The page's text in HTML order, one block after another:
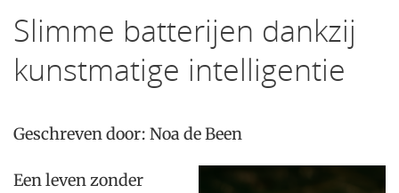
Slimme batterijen dankzij
kunstmatige intelligentie
Geschreven door: Noa de Been
Een leven zonder